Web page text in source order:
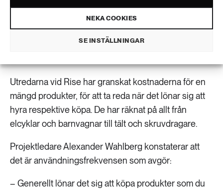
NEKA COOKIES
SE INSTÄLLNINGAR
När är det egentligen ekonomiskt lönsamt
att hyra en produkt i stället för att köpa
den? Svar ges i en ny rapport från
Utredarna vid Rise har granskat kostnaderna för en
mängd produkter, för att ta reda när det lönar sig att
hyra respektive köpa. De har räknat på allt från
elcyklar och barnvagnar till tält och skruvdragare.
Projektledare Alexander Wahlberg konstaterar att
det är användningsfrekvensen som avgör:
– Generellt lönar det sig att köpa produkter som du